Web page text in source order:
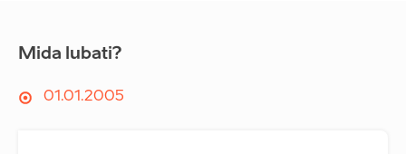
Mida lubati?
01.01.2005